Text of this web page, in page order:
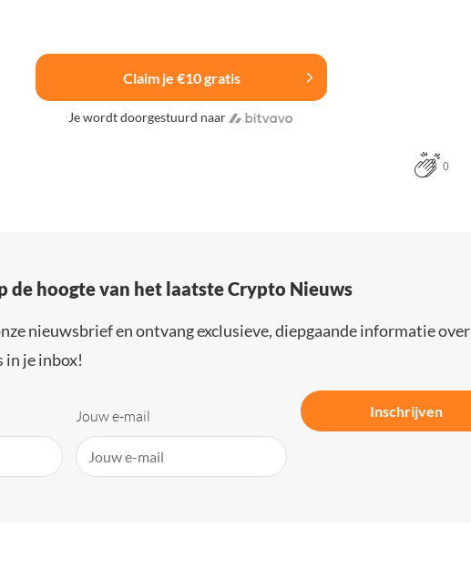
Claim je €10 gratis
Je wordt doorgestuurd naar
0
de hoogte van het laatste Crypto Nieuws
nieuwsbrief en ontvang exclusieve, diepgaande informatie over
in je inbox!
Jouw e-mail Inschrijven